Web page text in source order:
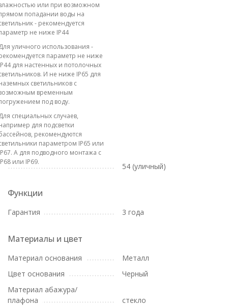
или при возможном
попадании воды на
- рекомендуется
не ниже IP44
уличного использования -
параметр не ниже
для настенных и потолочных
И не ниже IP65 для
светильников с
временным
под воду.
специальных случаев,
для подсветки
рекомендуются
параметром IP65 или
А для подводного монтажа с
или IP69.
54 (уличный)
Функции
Гарантия 3 года
Материалы и цвет
Материал основания
Металл
Цвет основания
Черный
Материал абажура/
плафона
стекло